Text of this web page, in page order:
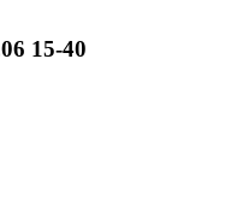
15-40